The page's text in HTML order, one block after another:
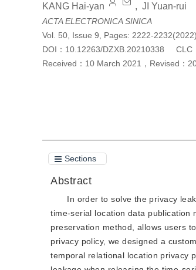
KANG Hai-yan , JI Yuan-rui
ACTA ELECTRONICA SINICA
Vol. 50, Issue 9, Pages: 2222-2232(2022)
DOI： 10.12263/DZXB.20210338 CLC
Received： 10 March 2021 ， Revised：
Sections
Abstract
In order to solve the privacy
time-serial location data publication
preservation method, allows users
privacy policy, we designed a
temporal relational location privacy